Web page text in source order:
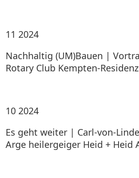
11 2024
Nachhaltig (UM)Bauen |
Rotary Club Kempten-Residenz
10 2024
Es geht weiter | Carl-von-
Arge heilergeiger Heid + Heid